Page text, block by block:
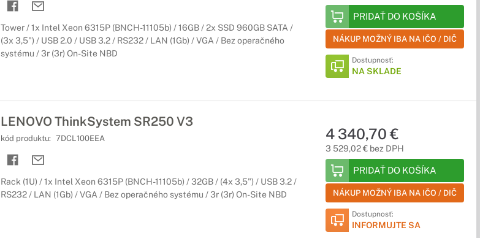
Tower / 1x Intel Xeon 6315P (BNCH-11105b) / 16GB / 2x SSD 960GB SATA /
(3x 3,5") / USB 2.0 / USB 3.2 / RS232 / LAN (1Gb) / VGA / Bez operačného
systému / 3r (3r) On-Site NBD
PRIDAŤ DO KOŠÍKA
NÁKUP MOŽNÝ IBA NA IČO / DIČ
Dostupnosť:
NA SKLADE
LENOVO ThinkSystem SR250 V3
kód produktu: 7DCL100EEA
Rack (1U) / 1x Intel Xeon 6315P (BNCH-11105b) / 32GB / (4x 3,5") / USB 3.2 /
RS232 / LAN (1Gb) / VGA / Bez operačného systému / 3r (3r) On-Site NBD
4 340,70 €
3 529,02 € bez DPH
PRIDAŤ DO KOŠÍKA
NÁKUP MOŽNÝ IBA NA IČO / DIČ
Dostupnosť:
INFORMUJTE SA